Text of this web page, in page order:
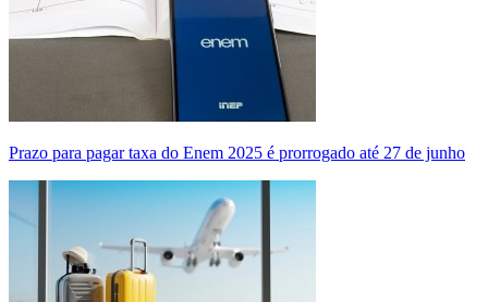
Prazo para pagar taxa do Enem 2025 é prorrogado até 27 de junho